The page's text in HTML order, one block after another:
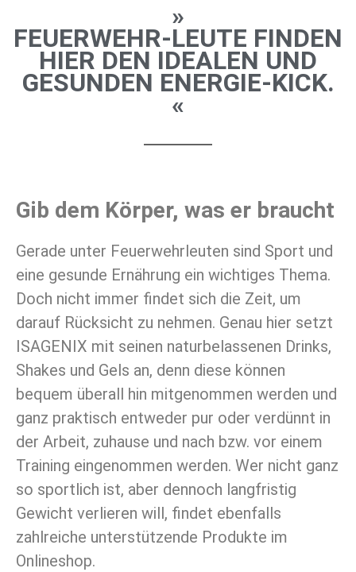
»
FEUERWEHR-LEUTE FINDEN
HIER DEN IDEALEN UND
GESUNDEN ENERGIE-KICK.
«
Gib dem Körper, was er braucht
Gerade unter Feuerwehrleuten sind Sport und
eine gesunde Ernährung ein wichtiges Thema.
Doch nicht immer findet sich die Zeit, um
darauf Rücksicht zu nehmen. Genau hier setzt
ISAGENIX mit seinen naturbelassenen Drinks,
Shakes und Gels an, denn diese können
bequem überall hin mitgenommen werden und
ganz praktisch entweder pur oder verdünnt in
der Arbeit, zuhause und nach bzw. vor einem
Training eingenommen werden. Wer nicht ganz
so sportlich ist, aber dennoch langfristig
Gewicht verlieren will, findet ebenfalls
zahlreiche unterstützende Produkte im
Onlineshop.